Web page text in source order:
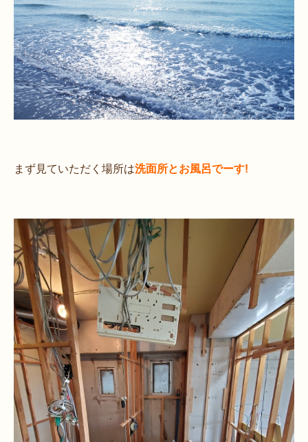
まず見ていただく場所は洗面所とお風呂でーす!